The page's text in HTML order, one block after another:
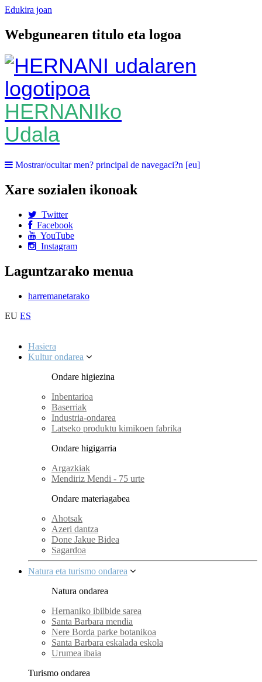
Edukira joan
Webgunearen titulo eta logoa
HERNANIko
Udala
Mostrar/ocultar men? principal de navegaci?n [eu]
Xare sozialen ikonoak
Twitter
Facebook
YouTube
Instagram
Laguntzarako menua
harremanetarako
EU ES
Hasiera
Kultur ondarea
Ondare higiezina
Inbentarioa
Baserriak
Industria-ondarea
Latseko produktu kimikoen fabrika
Ondare higigarria
Argazkiak
Mendiriz Mendi - 75 urte
Ondare materiagabea
Ahotsak
Azeri dantza
Done Jakue Bidea
Sagardoa
Natura eta turismo ondarea
Natura ondarea
Hernaniko ibilbide sarea
Santa Barbara mendia
Nere Borda parke botanikoa
Santa Barbara eskalada eskola
Urumea ibaia
Turismo ondarea